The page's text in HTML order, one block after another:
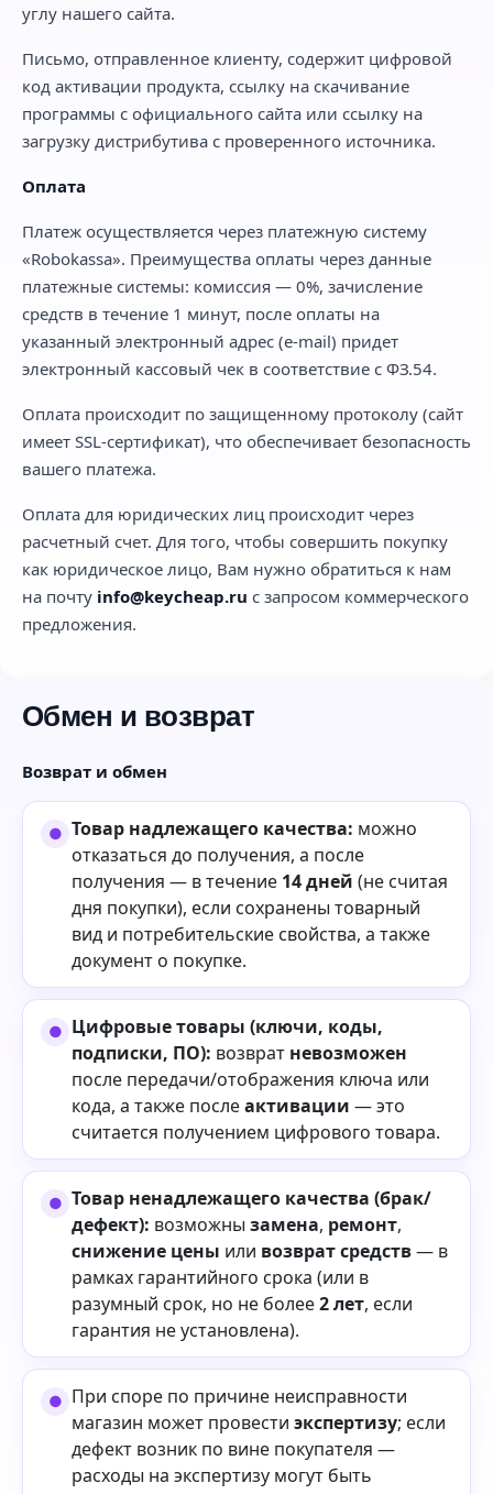
углу нашего сайта.
Письмо, отправленное клиенту, содержит цифровой
код активации продукта, ссылку на скачивание
программы с официального сайта или ссылку на
загрузку дистрибутива с проверенного источника.
Оплата
Платеж осуществляется через платежную систему
«Robokassa». Преимущества оплаты через данные
платежные системы: комиссия — 0%, зачисление
средств в течение 1 минут, после оплаты на
указанный электронный адрес (e-mail) придет
электронный кассовый чек в соответствие с ФЗ.54.
Оплата происходит по защищенному протоколу (сайт
имеет SSL-сертификат), что обеспечивает безопасность
вашего платежа.
Оплата для юридических лиц происходит через
расчетный счет. Для того, чтобы совершить покупку
как юридическое лицо, Вам нужно обратиться к нам
на почту info@keycheap.ru с запросом коммерческого
предложения.
Обмен и возврат
Возврат и обмен
Товар надлежащего качества: можно
отказаться до получения, а после
получения — в течение 14 дней (не считая
дня покупки), если сохранены товарный
вид и потребительские свойства, а также
документ о покупке.
Цифровые товары (ключи, коды,
подписки, ПО): возврат невозможен
после передачи/отображения ключа или
кода, а также послеактивации — это
считается получением цифрового товара.
Товар ненадлежащего качества (брак/
дефект): возможны замена, ремонт,
снижение цены или возврат средств— в
рамках гарантийного срока (или в
разумный срок, но не более2 лет, если
гарантия не установлена).
При споре по причине неисправности
магазин может провести экспертизу; если
дефект возник по вине покупателя —
расходы на экспертизу могут быть